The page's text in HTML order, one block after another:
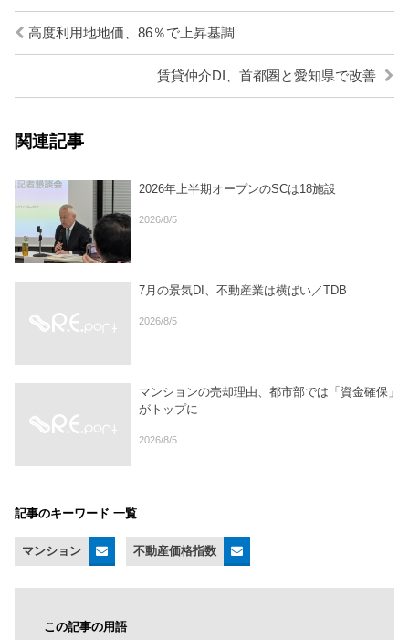
高度利用地地価、86％で上昇基調
賃貸仲介DI、首都圏と愛知県で改善
関連記事
2026年上半期オープンのSCは18施設
2026/8/5
7月の景気DI、不動産業は横ばい／TDB
2026/8/5
マンションの売却理由、都市部では「資金確保」
がトップに
2026/8/5
記事のキーワード 一覧
マンション 不動産価格指数
この記事の用語